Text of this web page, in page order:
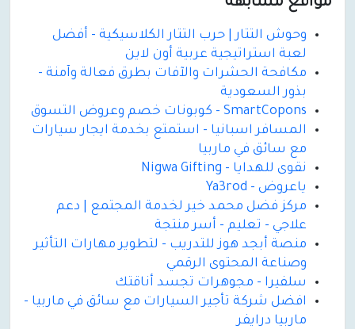
وحوش التتار | حرب التتار الكلاسيكية - أفضل
لعبة استراتيجية عربية أون لاين
مكافحة الحشرات والآفات بطرق فعالة وآمنة -
بذور السعودية
SmartCopons - كوبونات خصم وعروض التسوق
المسافر اسبانيا - استمتع بخدمة ايجار سيارات
مع سائق في ماربيا
نقوى للهدايا - Nigwa Gifting
ياعروض - Ya3rod
مركز فضل محمد خير لخدمة المجتمع | دعم
علاجي - تعليم - أسر منتجة
منصة أبجد هوز للتدريب - لتطوير مهارات التأثير
وصناعة المحتوى الرقمي
سلفيرا - مجوهرات تجسد أناقتك
افضل شركة تأجير السيارات مع سائق في ماربيا -
ماربيا درايفر